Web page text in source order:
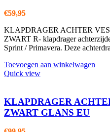
€59,95
KLAPDRAGER ACHTER
ZWART R- klapdrager
Sprint / Primavera. Deze
Toevoegen aan winkelwagen
Quick view
KLAPDRAGER
ZWART GLANS EU